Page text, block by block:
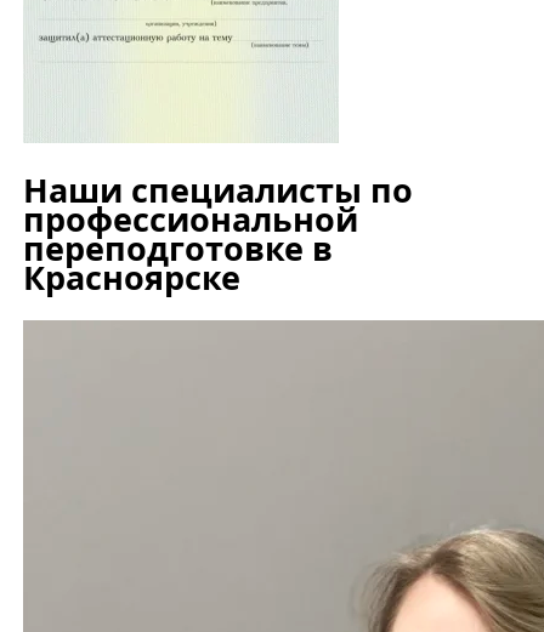
Наши специалисты по
профессиональной
переподготовке в
Красноярске